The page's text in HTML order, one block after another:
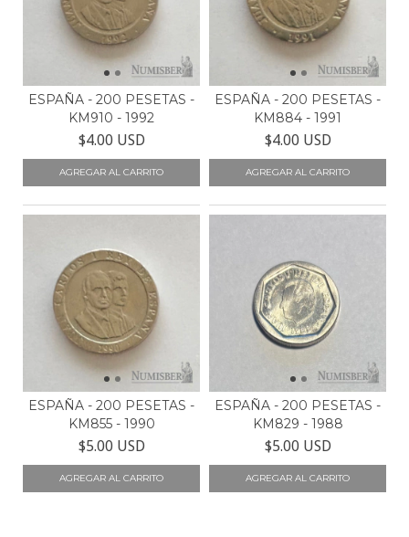
ESPAÑA - 200 PESETAS -
KM910 - 1992
$4.00 USD
ESPAÑA - 200 PESETAS -
KM884 - 1991
$4.00 USD
ESPAÑA - 200 PESETAS -
KM855 - 1990
$5.00 USD
ESPAÑA - 200 PESETAS -
KM829 - 1988
$5.00 USD